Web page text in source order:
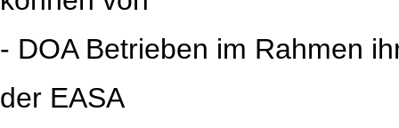
- DOA Betrieben im Rahmen
der EASA